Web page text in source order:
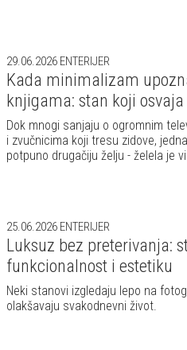
29.06.2026 ENTERIJER
Kada minimalizam
knjigama: stan koji
Dok mnogi sanjaju o ogromnim
i zvučnicima koji tresu zidove,
potpuno drugačiju želju - želela je
25.06.2026 ENTERIJER
Luksuz bez preterivanja:
funkcionalnost i estetiku
Neki stanovi izgledaju lepo na
olakšavaju svakodnevni život.